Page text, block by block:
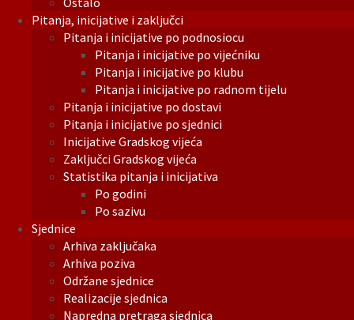
Pitanja, inicijative i zaključci
Pitanja i inicijative po podnosiocu
Pitanja i inicijative po vijećniku
Pitanja i inicijative po klubu
Pitanja i inicijative po radnom tijelu
Pitanja i inicijative po dostavi
Pitanja i inicijative po sjednici
Inicijative Gradskog vijeća
Zaključci Gradskog vijeća
Statistika pitanja i inicijativa
Po godini
Po sazivu
Sjednice
Arhiva zaključaka
Arhiva poziva
Održane sjednice
Realizacije sjednica
Napredna pretraga sjednica